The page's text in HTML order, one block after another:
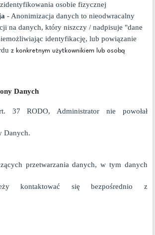
osobie fizycznej
- Anonimizacja danych to nieodwracalny
na danych, który niszczy / nadpisuje "dane
identyfikację, lub powiązanie
z konkretnym użytkownikiem lub osobą
Danych
37 RODO, Administrator nie powołał
Danych.
przetwarzania danych, w tym danych
kontaktować się bezpośrednio z